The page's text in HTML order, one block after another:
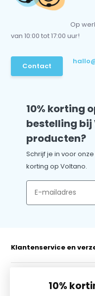
Op
van 10:00 tot 17:00 uur!
Contact
10% korting
bestelling
producten?
Schrijf je in voor
korting op Voltano.
Email
Klantenservice en
10%